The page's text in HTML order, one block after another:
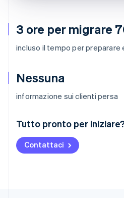
3 ore per migrare
incluso il tempo per preparare
Nessuna
informazione sui clienti persa
Tutto pronto per
Contattaci
Australia
English
Austria
DeutschEnglish